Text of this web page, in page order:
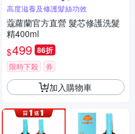
高度滋養及修護髮絲功效
蔻蘿蘭官方直營 髮芯修護洗髮
精400ml
$499 86折
限時下殺 券
加入購物車